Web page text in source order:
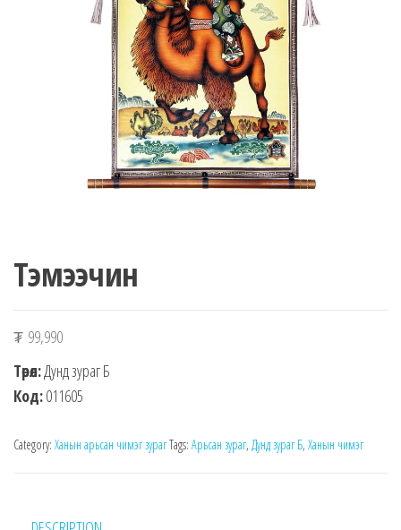
Тэмээчин
₮ 99,990
Төрөл:Дунд зураг Б
Код:011605
Category: Ханын арьсан чимэг зурагTags: Арьсан зураг, Дунд зураг Б, Ханын чимэг